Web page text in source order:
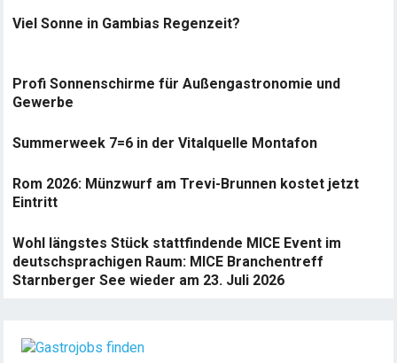
Viel Sonne in Gambias Regenzeit?
Profi Sonnenschirme für Außengastronomie und
Gewerbe
Summerweek 7=6 in der Vitalquelle Montafon
Rom 2026: Münzwurf am Trevi-Brunnen kostet jetzt
Eintritt
Wohl längstes Stück stattfindende MICE Event im
deutschsprachigen Raum: MICE Branchentreff
Starnberger See wieder am 23. Juli 2026